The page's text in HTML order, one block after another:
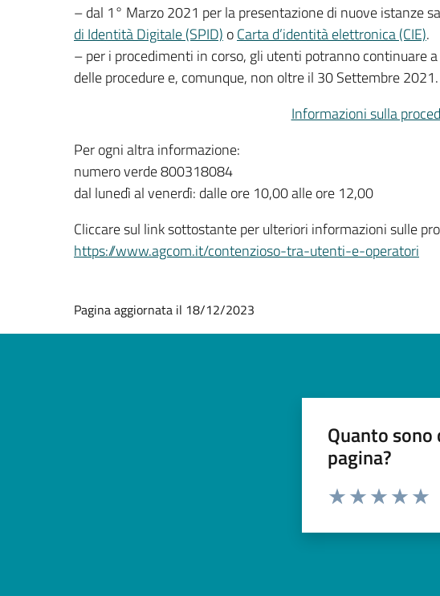
– dal 1° Marzo 2021 per la presentazione di nuove istanze
di Identità Digitale (SPID) oCarta d’identità elettronica (CIE).
– per i procedimenti in corso, gli utenti potranno continuare
delle procedure e, comunque, non oltre il 30 Settembre 2021.
Informazioni sulla
Per ogni altra informazione:
numero verde 800318084
dal lunedì al venerdì: dalle ore 10,00 alle ore 12,00
Cliccare sul link sottostante per ulteriori informazioni sulle
https://www.agcom.it/contenzioso-tra-utenti-e-operatori
Pagina aggiornata il 18/12/2023
Quanto
pagina?